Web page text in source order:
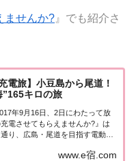
ませんか? 』でも紹介さ
電旅】小豆島から尾道！
”165キロの旅
年9月16日、2日にわたって放
電させてもらえませんか?』は
り、広島・尾道を目指す電動バ
になる情報についてまとめまし
www.e宿.com